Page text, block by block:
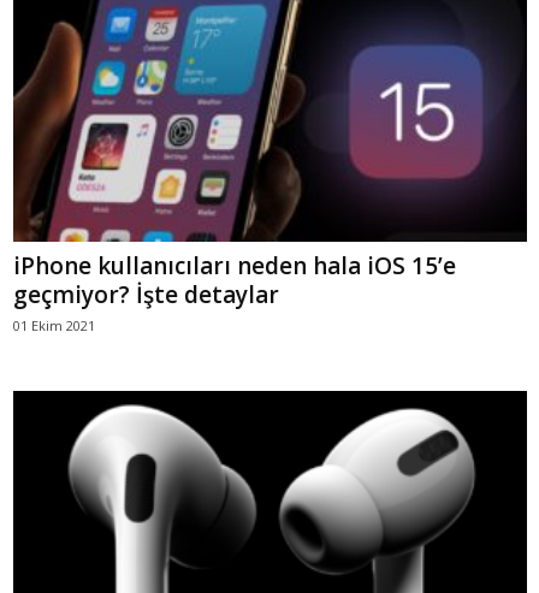
iPhone kullanıcıları neden hala iOS 15’e
geçmiyor? İşte detaylar
01 Ekim 2021